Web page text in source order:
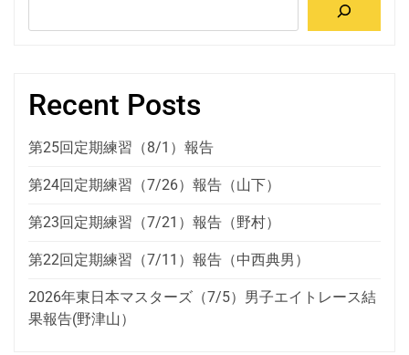
ー
シ
ョ
ン
Recent Posts
第25回定期練習（8/1）報告
第24回定期練習（7/26）報告（山下）
第23回定期練習（7/21）報告（野村）
第22回定期練習（7/11）報告（中西典男）
2026年東日本マスターズ（7/5）男子エイトレース結
果報告(野津山）